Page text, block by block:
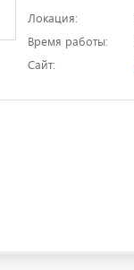
Локация:
Время работы:
Сайт: